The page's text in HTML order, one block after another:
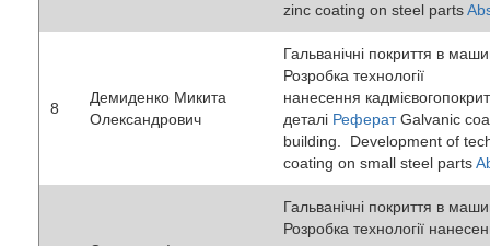
zinc coating on steel parts
8
Демиденко Микита
Олександрович
Гальванічні покриття в
Розробка технології
нанесення
деталі РефератGalvanic
building. Development of
coating on small steel parts
Гальванічні покриття в
Розробка технології